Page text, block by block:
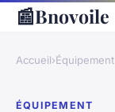
📰Bnovoile
Accueil›Équipement
ÉQUIPEMENT